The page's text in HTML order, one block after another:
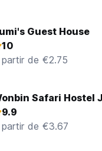
Guest House
10
de €2.75
Safari Hostel
9.9
de €3.67